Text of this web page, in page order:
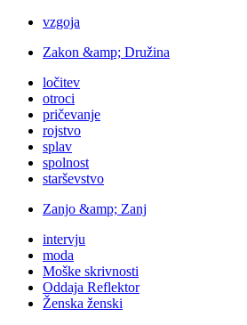
vzgoja
Zakon &amp; Družina
ločitev
otroci
pričevanje
rojstvo
splav
spolnost
starševstvo
Zanjo &amp; Zanj
intervju
moda
Moške skrivnosti
Oddaja Reflektor
Ženska ženski